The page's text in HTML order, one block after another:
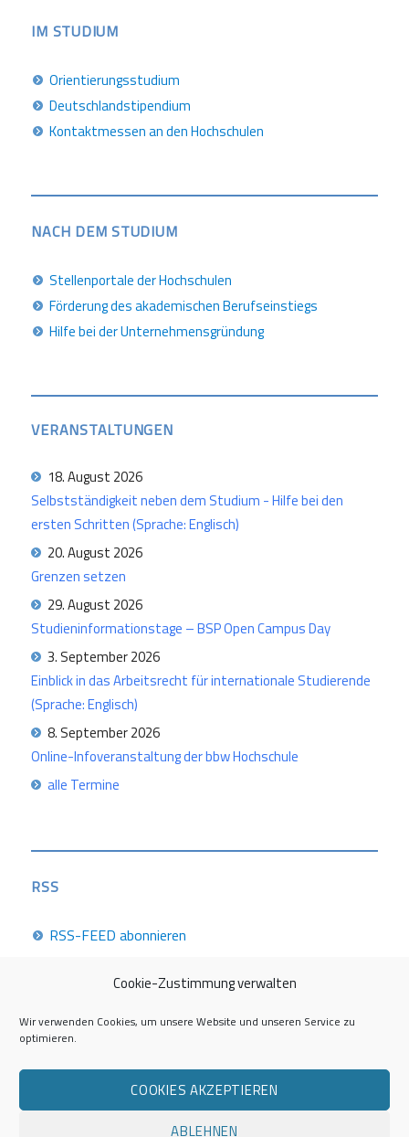
Cookie-Zustimmung verwalten
Wir verwenden Cookies, um unsere Website und unseren Service zu
optimieren.
COOKIES AKZEPTIEREN
ABLEHNEN
IM STUDIUM
Orientierungsstudium
Deutschlandstipendium
Kontaktmessen an den Hochschulen
NACH DEM STUDIUM
Stellenportale der Hochschulen
Förderung des akademischen Berufseinstiegs
Hilfe bei der Unternehmensgründung
VERANSTALTUNGEN
18. August 2026
Selbstständigkeit neben dem Studium - Hilfe bei den
ersten Schritten (Sprache: Englisch)
20. August 2026
Grenzen setzen
29. August 2026
Studieninformationstage – BSP Open Campus Day
3. September 2026
Einblick in das Arbeitsrecht für internationale Studierende
(Sprache: Englisch)
8. September 2026
Online-Infoveranstaltung der bbw Hochschule
alle Termine
RSS
RSS-FEED abonnieren
Career Week 2026
Die Career Center im Überblick
Kontakt zur AG Career Service